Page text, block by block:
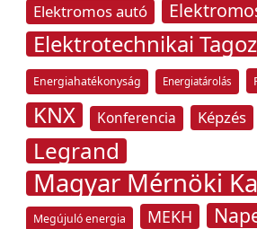
Elektromos autó
Elektrotechnikai
Energiahatékonyság Energiatárolás
KNX Konferencia Képzés
Legrand
Magyar Mérnöki
Megújuló energia MEKH